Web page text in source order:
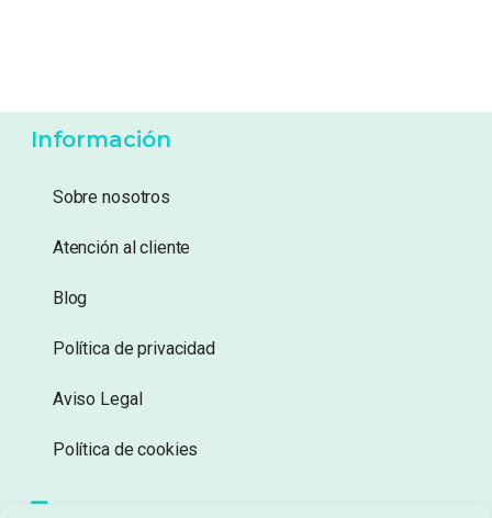
Información
Sobre nosotros
Atención al cliente
Blog
Política de privacidad
Aviso Legal
Política de cookies